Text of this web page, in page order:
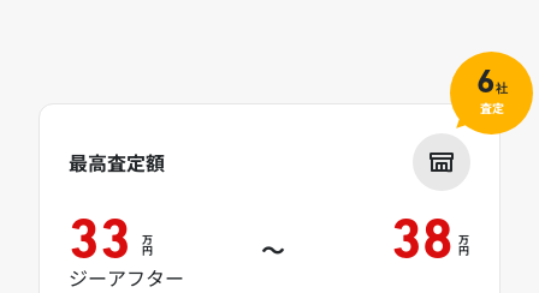
最高査定額
33 万
円 ～ 38 万
円
ジーアフター
6社
査定